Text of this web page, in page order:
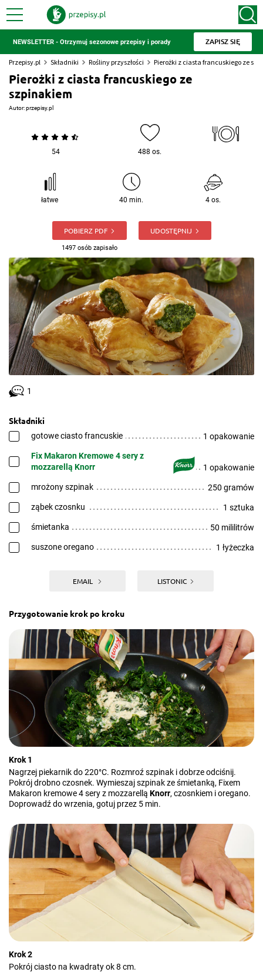
NEWSLETTER - Otrzymuj sezonowe przepisy i porady ZAPISZ SIĘ
Przepisy.pl Składniki Rośliny przyszłości Pierożki z ciasta francuskiego ze
Pierożki z ciasta francuskiego ze
szpinakiem
Autor:przepisy.pl
54 488 os.
łatwe 40 min. 4 os.
POBIERZ PDF
1497 osób zapisało
UDOSTĘPNIJ
1
Składniki
gotowe ciasto francuskie 1 opakowanie
Fix Makaron Kremowe 4 sery z
mozzarellą Knorr
1 opakowanie
mrożony szpinak 250 gramów
ząbek czosnku 1 sztuka
śmietanka 50 mililitrów
suszone oregano 1 łyżeczka
EMAIL LISTONIC
Przygotowanie krok po kroku
Krok 1
Nagrzej piekarnik do 220°C. Rozmroź szpinak i dobrze odciśnij.
Pokrój drobno czosnek. Wymieszaj szpinak ze śmietanką, Fixem
Makaron kremowe 4 sery z mozzarellą Knorr, czosnkiem i oregano.
Doprowadź do wrzenia, gotuj przez 5 min.
Krok 2
Pokrój ciasto na kwadraty ok 8 cm.